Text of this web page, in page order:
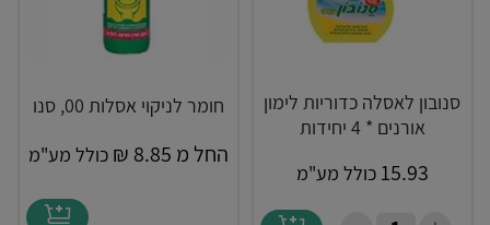
סנובון לאסלה כדוריות לימון
אורנים * 4 יחידות
15.93 כולל מע"מ
חומר לניקוי אסלות 00, סנו
החל מ 8.85
₪ כולל מע"מ